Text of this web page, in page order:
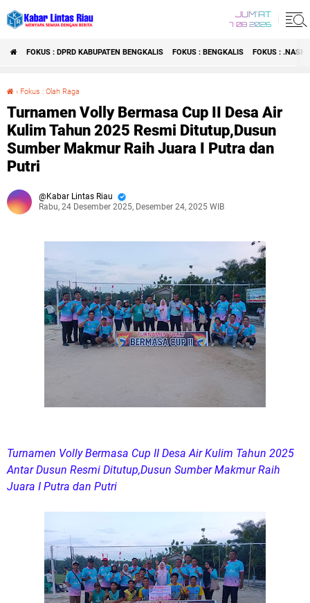
JUM'AT
7 08 2026
FOKUS : DPRD KABUPATEN BENGKALIS FOKUS : BENGKALIS FOKUS :
› Fokus : Olah Raga
Turnamen Volly Bermasa Cup II Desa Air
Kulim Tahun 2025 Resmi Ditutup,Dusun
Sumber Makmur Raih Juara I Putra dan
Putri
Kabar Lintas Riau
Rabu, 24 Desember 2025, Desember 24, 2025 WIB
Turnamen Volly Bermasa Cup II Desa Air Kulim Tahun 2025
Antar Dusun Resmi Ditutup,Dusun Sumber Makmur Raih
Juara I Putra dan Putri